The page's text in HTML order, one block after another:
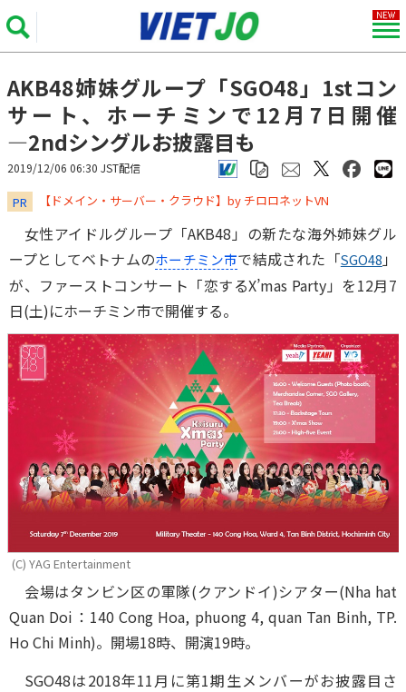
AKB48姉妹グループ「SGO48」1stコン
サート、ホーチミンで12月7日開催
―2ndシングルお披露目も
2019/12/06 06:30 JST配信
PR ​​​​​​​【ドメイン・サーバー・クラウド】by チロロネットVN
女性アイドルグループ「AKB48」の新たな海外姉妹グル
ープとしてベトナムのホーチミン市で結成された「SGO48 」
が、ファーストコンサート「恋するX’mas Party」を12月7
日(土)にホーチミン市で開催する。
(C) YAG Entertainment
会場はタンビン区の軍隊(クアンドイ)シアター(Nha hat
Quan Doi：140 Cong Hoa, phuong 4, quan Tan Binh, TP.
Ho Chi Minh)。開場18時、開演19時。
SGO48は2018年11月に第1期生メンバーがお披露目さ